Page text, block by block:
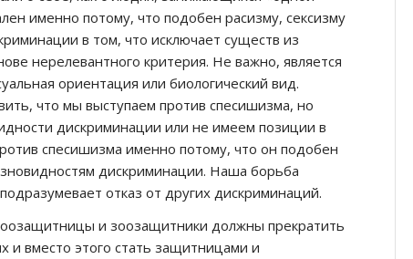
именно потому, что подобен расизму, сексизму
в том, что исключает существ из
нерелевантного критерия. Не важно, является
ориентация или биологический вид.
что мы выступаем против спесишизма, но
дискриминации или не имеем позиции в
спесишизма именно потому, что он подобен
дискриминации. Наша борьба
отказ от других дискриминаций.
и зоозащитники должны прекратить
и вместо этого стать защитницами и